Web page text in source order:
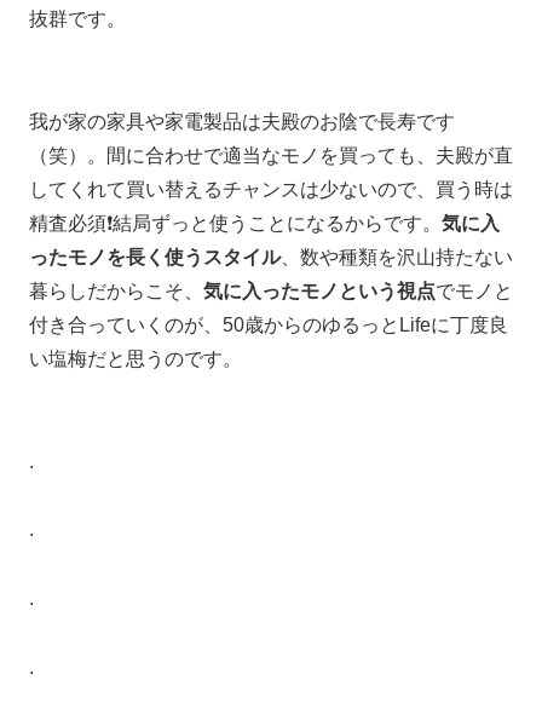
抜群です。
我が家の家具や家電製品は夫殿のお陰で長寿です
（笑）。間に合わせで適当なモノを買っても、夫殿が直
してくれて買い替えるチャンスは少ないので、買う時は
精査必須❗️結局ずっと使うことになるからです。 気に入
ったモノを長く使うスタイル、数や種類を沢山持たない
暮らしだからこそ、 気に入ったモノという視点でモノと
付き合っていくのが、50歳からのゆるっとLifeに丁度良
い塩梅だと思うのです。
.
.
.
.